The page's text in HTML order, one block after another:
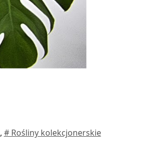
, # Rośliny kolekcjonerskie